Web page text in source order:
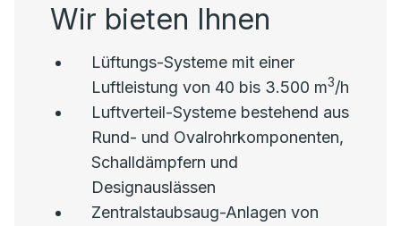
Wir bieten Ihnen
Lüftungs-Systeme mit einer
Luftleistung von 40 bis 3.500 m3/h
Luftverteil-Systeme bestehend aus
Rund- und Ovalrohrkomponenten,
Schalldämpfern und
Designauslässen
Zentralstaubsaug-Anlagen von